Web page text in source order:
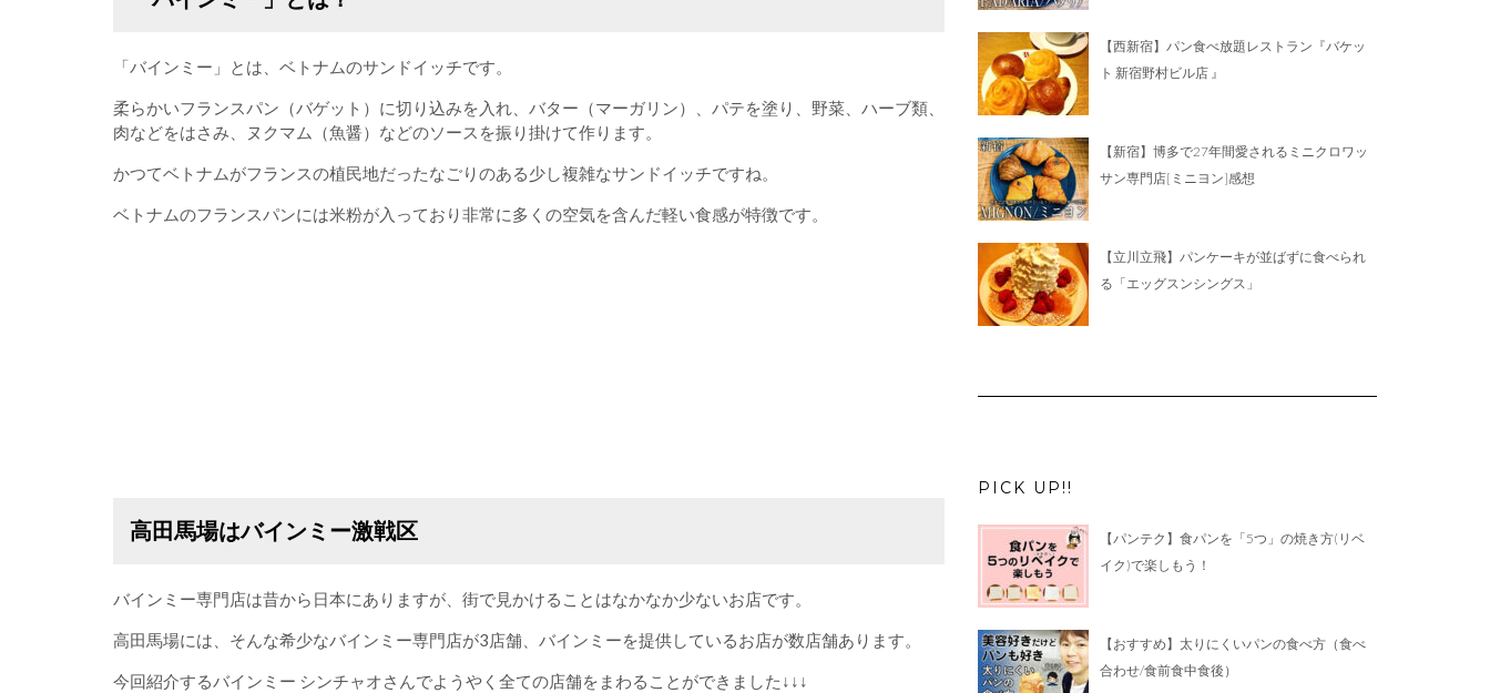
「バインミー」とは、ベトナムのサンドイッチです。
柔らかいフランスパン（バゲット）に切り込みを入れ、バター（マーガリン）、パテを塗り、野菜、ハーブ類、
肉などをはさみ、ヌクマム（魚醤）などのソースを振り掛けて作ります。
かつてベトナムがフランスの植民地だったなごりのある少し複雑なサンドイッチですね。
ベトナムのフランスパンには米粉が入っており非常に多くの空気を含んだ軽い食感が特徴です。
高田馬場はバインミー激戦区
バインミー専門店は昔から日本にありますが、街で見かけることはなかなか少ないお店です。
高田馬場には、そんな希少なバインミー専門店が3店舗、バインミーを提供しているお店が数店舗あります。
今回紹介するバインミー シンチャオさんでようやく全ての店舗をまわることができました↓↓↓
【西新宿】パン食べ放題レストラン『バケッ
ト 新宿野村ビル店 』
【新宿】博多で27年間愛されるミニクロワッ
サン専門店[ミニヨン]感想
【立川立飛】パンケーキが並ばずに食べられ
る「エッグスンシングス」
PICK UP!!
【パンテク】食パンを「5つ」の焼き方(リベ
イク)で楽しもう！
【おすすめ】太りにくいパンの食べ方（食べ
合わせ/食前食中食後）